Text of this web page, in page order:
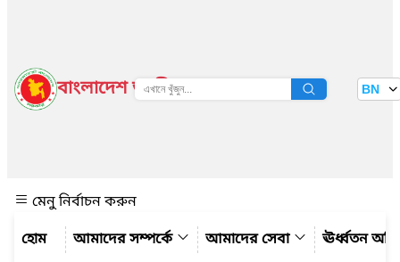
বাংলাদেশ জাতীয় তথ্য বাতায়ন BN
মেনু নির্বাচন করুন
আমাদের সম্পর্কে
আমাদের সেবা ঊর্ধ্বতন